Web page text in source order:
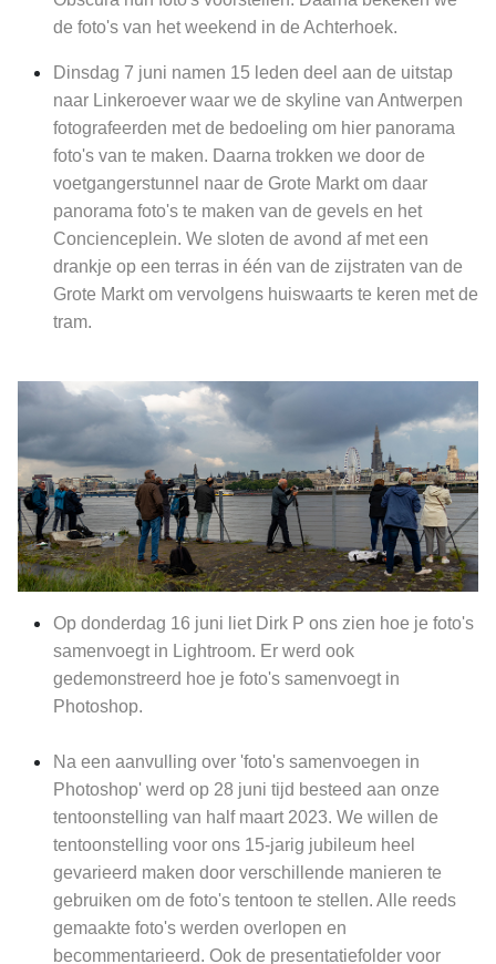
de foto's van het weekend in de Achterhoek.
Dinsdag 7 juni namen 15 leden deel aan de uitstap
naar Linkeroever waar we de skyline van Antwerpen
fotografeerden met de bedoeling om hier panorama
foto's van te maken. Daarna trokken we door de
voetgangerstunnel naar de Grote Markt om daar
panorama foto's te maken van de gevels en het
Concienceplein. We sloten de avond af met een
drankje op een terras in één van de zijstraten van de
Grote Markt om vervolgens huiswaarts te keren met de
tram.
Op donderdag 16 juni liet Dirk P ons zien hoe je foto's
samenvoegt in Lightroom. Er werd ook
gedemonstreerd hoe je foto's samenvoegt in
Photoshop.
Na een aanvulling over 'foto's samenvoegen in
Photoshop' werd op 28 juni tijd besteed aan onze
tentoonstelling van half maart 2023. We willen de
tentoonstelling voor ons 15-jarig jubileum heel
gevarieerd maken door verschillende manieren te
gebruiken om de foto's tentoon te stellen. Alle reeds
gemaakte foto's werden overlopen en
becommentarieerd. Ook de presentatiefolder voor